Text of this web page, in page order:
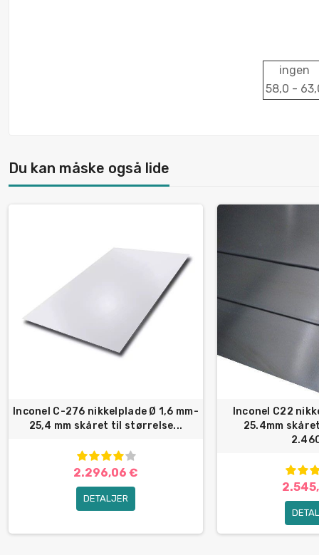
ingen
58,0 -
Du kan måske også lide
Inconel C-276 nikkelplade Ø 1,6 mm-
25,4 mm skåret til størrelse...
2.296,06 €
DETALJER
Inconel C22
25.4mm